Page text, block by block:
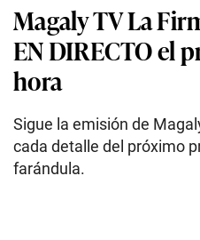
Magaly TV La
EN DIRECTO el
hora
Sigue la emisión de
cada detalle del próximo
farándula.